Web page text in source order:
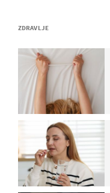
ZDRAVLJE